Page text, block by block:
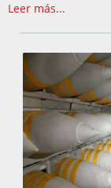
Leer más...